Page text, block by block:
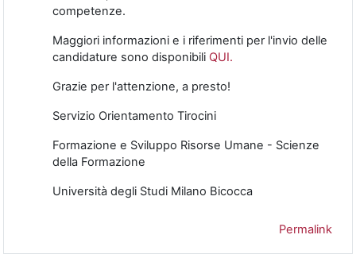
competenze.
Maggiori informazioni e i riferimenti per l'invio delle
candidature sono disponibili QUI.
Grazie per l'attenzione, a presto!
Servizio Orientamento Tirocini
Formazione e Sviluppo Risorse Umane - Scienze
della Formazione
Università degli Studi Milano Bicocca
Permalink